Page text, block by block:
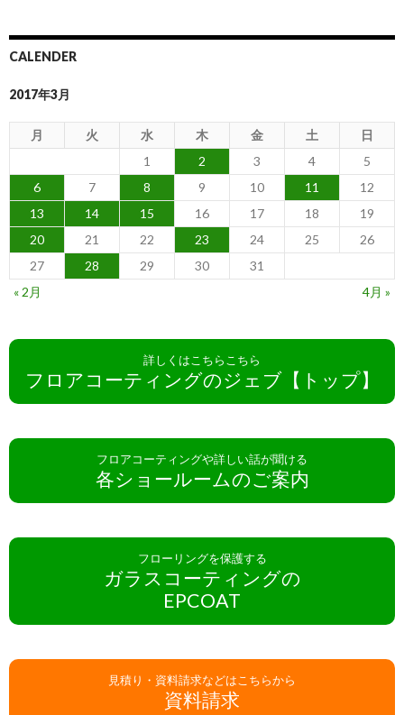
CALENDER
2017年3月
月 火 水 木 金 土
日
1
2 3 4
5
6
7 8 9 10 11
12
13
14 15 16 17 18
19
20
21 22 23 24 25
26
27
28 29 30
31
« 2月
4月 »
詳しくはこちらこちら
フロアコーティングのジェブ【トップ】
フロアコーティングや詳しい話が聞ける
各ショールームのご案内
フローリングを保護する
ガラスコーティングの
EPCOAT
見積り・資料請求などはこちらから
資料請求